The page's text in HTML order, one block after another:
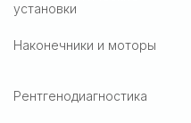
установки
Наконечники и моторы
Рентгенодиагностика